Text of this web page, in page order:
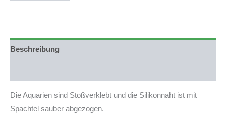
Front,
foliert,
Bio-
Beschreibung
Die Aquarien sind Stoßverklebt und die Silikonnaht ist mit
Spachtel sauber abgezogen.